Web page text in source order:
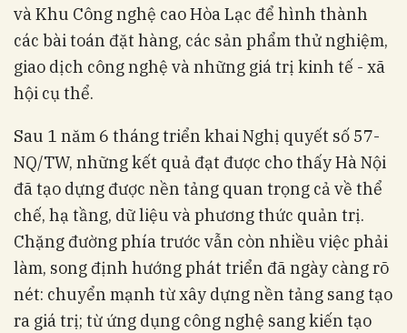
và Khu Công nghệ cao Hòa Lạc để hình thành
các bài toán đặt hàng, các sản phẩm thử nghiệm,
giao dịch công nghệ và những giá trị kinh tế - xã
hội cụ thể.
Sau 1 năm 6 tháng triển khai Nghị quyết số 57-
NQ/TW, những kết quả đạt được cho thấy Hà Nội
đã tạo dựng được nền tảng quan trọng cả về thể
chế, hạ tầng, dữ liệu và phương thức quản trị.
Chặng đường phía trước vẫn còn nhiều việc phải
làm, song định hướng phát triển đã ngày càng rõ
nét: chuyển mạnh từ xây dựng nền tảng sang tạo
ra giá trị; từ ứng dụng công nghệ sang kiến tạo